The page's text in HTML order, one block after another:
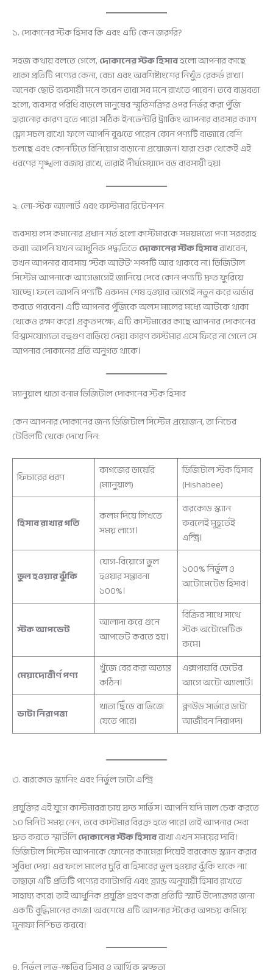
১. দোকানের স্টক হিসাব কি এবং এটি কেন জরুরি?
সহজ কথায় বলতে গেলে,দোকানের স্টক হিসাবহলো আপনার কাছে
থাকা প্রতিটি পণ্যের কেনা, বেচা এবং অবশিষ্টাংশের নিখুঁত রেকর্ড রাখা।
অনেক ছোট ব্যবসায়ী মনে করেন তারা সব মনে রাখতে পারেন। তবে বাস্তবতা
হলো, ব্যবসার পরিধি বাড়লে মানুষের স্মৃতিশক্তির ওপর নির্ভর করা পুঁজি
হারানোর কারণ হতে পারে। সঠিক ইনভেন্টরি ট্র্যাকিং আপনার ব্যবসার ক্যাশ
ফ্লো সচল রাখে। ফলে আপনি বুঝতে পারেন কোন পণ্যটি বাজারে বেশি
চলছে এবং কোনটিতে বিনিয়োগ বাড়ানো প্রয়োজন। যারা শুরু থেকেই এই
ধরণের শৃঙ্খলা বজায় রাখে, তারাই দীর্ঘমেয়াদে বড় ব্যবসায়ী হয়।
২. লো-স্টক অ্যালার্ট এবং কাস্টমার রিটেনশন
ব্যবসায় লস কমানোর প্রধান শর্ত হলো কাস্টমারকে সময়মতো পণ্য সরবরাহ
করা। আপনি যখন আধুনিক পদ্ধতিতেদোকানের স্টক হিসাবরাখবেন,
তখন আপনার ব্যবসায় ‘স্টক আউট’ শব্দটি আর থাকবে না। ডিজিটাল
সিস্টেম আপনাকে আগেভাগেই জানিয়ে দেবে কোন পণ্যটি দ্রুত ফুরিয়ে
যাচ্ছে। ফলে আপনি পণ্যটি একদম শেষ হওয়ার আগেই নতুন করে অর্ডার
করতে পারবেন। এটি আপনার পুঁজিকে অলস মালের মধ্যে আটকে থাকা
থেকেও রক্ষা করে। প্রকৃতপক্ষে, এটি কাস্টমারের কাছে আপনার দোকানের
বিশ্বাসযোগ্যতা বহুগুণ বাড়িয়ে দেয়। কারণ কাস্টমার এসে ফিরে না গেলে সে
আপনার দোকানের প্রতি অনুগত থাকে।
ম্যানুয়াল খাতা বনাম ডিজিটাল দোকানের স্টক হিসাব
কেন আপনার দোকানের জন্য ডিজিটাল সিস্টেম প্রয়োজন, তা নিচের
টেবিলটি থেকে দেখে নিন:
ফিচারের ধরণ
কাগজের ডায়েরি
(ম্যানুয়াল)
ডিজিটাল স্টক হিসাব
(Hishabee)
হিসাব রাখার গতি
কলম দিয়ে লিখতে
সময় লাগে।
বারকোড স্ক্যান
করলেই মুহূর্তেই
এন্ট্রি।
ভুল হওয়ার ঝুঁকি
যোগ-বিয়োগে ভুল
হওয়ার সম্ভাবনা
১০০%।
১০০% নির্ভুল ও
অটোমেটেড হিসাব।
স্টক আপডেট
আলাদা করে গুনে
আপডেট করতে হয়।
বিক্রির সাথে সাথে
স্টক অটোমেটিক
কমে।
মেয়াদোত্তীর্ণ পণ্য
খুঁজে বের করা অত্যন্ত
কঠিন।
এক্সপায়ারি ডেটের
আগে অটো অ্যালার্ট।
ডাটা নিরাপত্তা
খাতা ছিঁড়ে বা ভিজে
যেতে পারে।
ক্লাউড সার্ভারে ডাটা
আজীবন নিরাপদ।
৩. বারকোড স্ক্যানিং এবং নির্ভুল ডাটা এন্ট্রি
প্রযুক্তির এই যুগে কাস্টমাররা চায় দ্রুত সার্ভিস। আপনি যদি মাল চেক করতে
১০ মিনিট সময় নেন, তবে কাস্টমার বিরক্ত হতে পারে। তাই আপনার সেবা
দ্রুত করতে স্মার্টলিদোকানের স্টক হিসাবরাখা এখন সময়ের দাবি।
ডিজিটাল সিস্টেম আপনাকে ফোনের ক্যামেরা দিয়েই বারকোড স্ক্যান করার
সুবিধা দেয়। এর ফলে মালের চুরি বা হিসাবের ভুল হওয়ার ঝুঁকি থাকে না।
তাছাড়া এটি প্রতিটি পণ্যের ক্যাটাগরি এবং ব্র্যান্ড অনুযায়ী হিসাব রাখতে
সাহায্য করে। তাই আধুনিক প্রযুক্তি গ্রহণ করা প্রতিটি স্মার্ট উদ্যোক্তার জন্য
একটি বুদ্ধিমানের কাজ। অবশেষে এটি আপনার স্টকের অপচয় কমিয়ে
মুনাফা নিশ্চিত করবে।